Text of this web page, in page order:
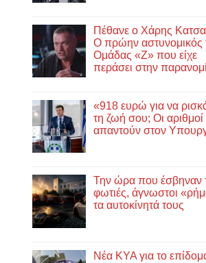
Πέθανε ο Χάρης
Ο πρώην αστυνομικός
Ομάδας «Ζ» που είχε
περάσει στην
«918 ευρώ για να
τη ζωή σου; Οι αριθμοί
απαντούν στον
Την ώρα που έσβηναν
φωτιές, άγνωστοι
τα αυτοκίνητά τους
Νέα ΚΥΑ για το